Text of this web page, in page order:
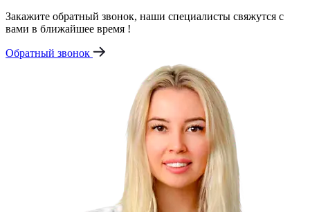
Закажите обратный звонок, наши специалисты свяжутся с
вами в ближайшее время !
Обратный звонок